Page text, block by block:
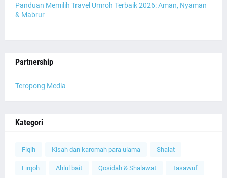
Panduan Memilih Travel Umroh Terbaik 2026: Aman, Nyaman
& Mabrur
Partnership
Teropong Media
Kategori
Fiqih Kisah dan karomah para ulama Shalat
Firqoh Ahlul bait Qosidah & Shalawat Tasawuf